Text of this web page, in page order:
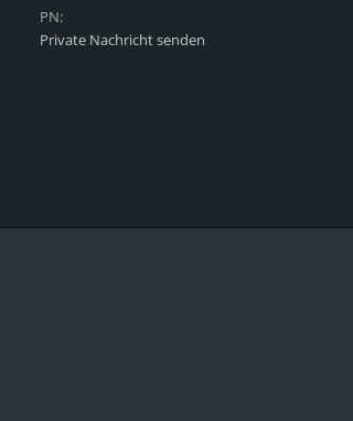
PN:
Private Nachricht senden